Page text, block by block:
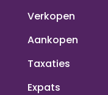
Verkopen
Aankopen
Taxaties
Expats